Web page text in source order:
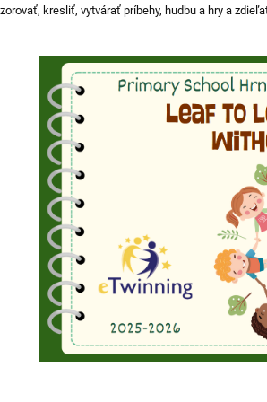
kresliť, vytvárať príbehy, hudbu a hry a